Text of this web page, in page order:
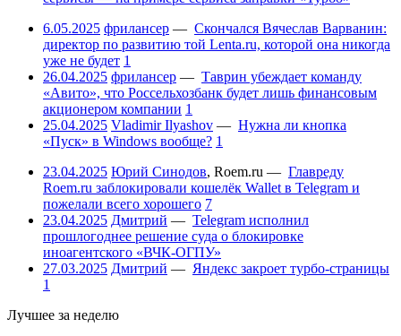
6.05.2025 фрилансер — Скончался Вячеслав Варванин:
директор по развитию той Lenta.ru, которой она никогда
уже не будет 1
26.04.2025 фрилансер — Таврин убеждает команду
«Авито», что Россельхозбанк будет лишь финансовым
акционером компании 1
25.04.2025 Vladimir Ilyashov — Нужна ли кнопка
«Пуск» в Windows вообще? 1
23.04.2025 Юрий Синодов, Roem.ru — Главреду
Roem.ru заблокировали кошелёк Wallet в Telegram и
пожелали всего хорошего 7
23.04.2025 Дмитрий — Telegram исполнил
прошлогоднее решение суда о блокировке
иноагентского «ВЧК-ОГПУ»
27.03.2025 Дмитрий — Яндекс закроет турбо-страницы
1
Лучшее за неделю